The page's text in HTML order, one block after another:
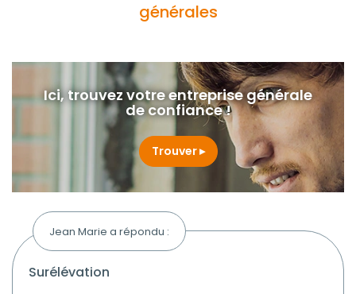
générales
Ici, trouvez votre entreprise générale
de confiance !
Trouver
Jean Marie a répondu :
surélévation